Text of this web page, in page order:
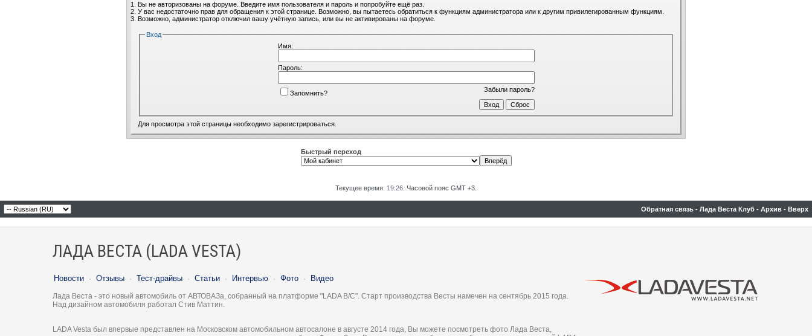
Вы не авторизованы на форуме. Введите имя пользователя и пароль и попробуйте ещё раз.
У вас недостаточно прав для обращения к этой странице. Возможно, вы пытаетесь обратиться к функциям администратора или к другим привилегированным функциям.
Возможно, администратор отключил вашу учётную запись, или вы не активированы на форуме.
Вход
Имя:
Пароль:
Забыли пароль?
Запомнить?
Для просмотра этой страницы необходимо зарегистрироваться
Быстрый переход
Текущее время: 19:26 . Часовой пояс GMT +3.
Обратная связь - Лада Веста Клуб - Архив - Вверх
ЛАДА ВЕСТА (LADA VESTA)
Новости · Отзывы · Тест-драйвы · Статьи · Интервью · Фото · Видео
Лада Веста - это новый автомобиль от АВТОВАЗа, собранный на платформе "LADA B/C". Старт производства Весты намечен на сентябрь 2015 года.
Над дизайном автомобиля работал Стив Маттин.
LADA Vesta был впервые представлен на Московском автомобильном автосалоне в августе 2014 года, Вы можете посмотреть фото Лада Веста,